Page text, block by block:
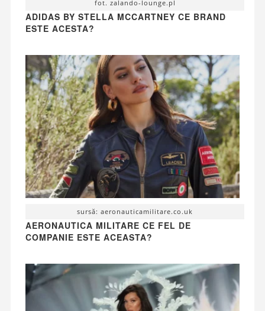
fot. zalando-lounge.pl
ADIDAS BY STELLA MCCARTNEY CE BRAND
ESTE ACESTA?
sursă: aeronauticamilitare.co.uk
AERONAUTICA MILITARE CE FEL DE
COMPANIE ESTE ACEASTA?